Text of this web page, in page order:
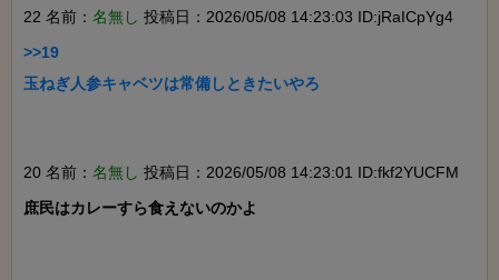
22 名前： 名無し 投稿日：2026/05/08 14:23:03 ID:jRaICpYg4
>>19
玉ねぎ人参キャベツは常備しときたいやろ
20 名前： 名無し 投稿日：2026/05/08 14:23:01 ID:fkf2YUCFM
庶民はカレーすら食えないのかよ